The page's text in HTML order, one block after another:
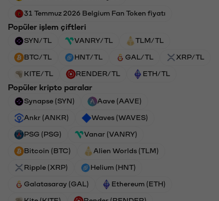
31 Temmuz 2026 Belgium Fan Token fiyatı
Popüler işlem çiftleri
SYN/TL VANRY/TL TLM/TL
BTC/TL HNT/TL GAL/TL XRP/TL
KITE/TL RENDER/TL ETH/TL
Popüler kripto paralar
Synapse (SYN) Aave (AAVE)
Ankr (ANKR) Waves (WAVES)
PSG (PSG) Vanar (VANRY)
Bitcoin (BTC) Alien Worlds (TLM)
Ripple (XRP) Helium (HNT)
Galatasaray (GAL) Ethereum (ETH)